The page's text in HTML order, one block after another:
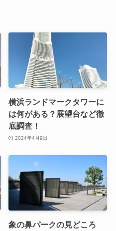
横浜ランドマークタワーに
は何がある？展望台など徹
底調査！
2024年4月9日
象の鼻パークの見どころ